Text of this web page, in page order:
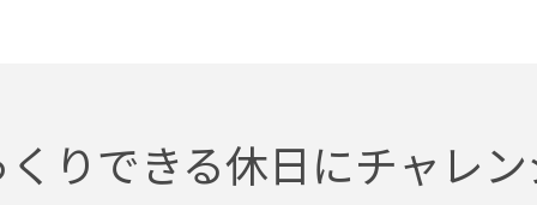
りできる休日にチャレン